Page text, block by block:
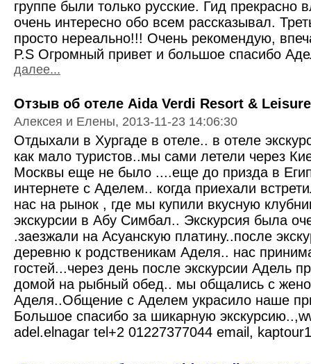
группе были только русские. Гид
очень интересно обо всем рассказывал.
просто нереально!!! Очень рекомендую,
P.S Огромный привет и большое спасибо
далее...
Отзыв об отеле Aida Verdi Resort &
Алексея и Елены, 2013-11-23 14:06:30
Отдыхали в Хургаде в отеле.. в отеле
как мало туристов..мы сами летели через
Москвы еще не было ....еще до призда в
интернете с Аделем.. когда приехали
нас на рынок , где мы купили вкусную
экскурсии в Абу Симбал.. Экскурсия была
.заезжали на Асуанскую платину..после
деревню к родственикам Аделя.. нас
гостей...через день после экскурсии Адель
домой на рыбный обед.. мы общались с
Аделя..Общение с Аделем украсило наше
Большое спасибо за шикарную
adel.elnagar tel+2 01227377044 email,